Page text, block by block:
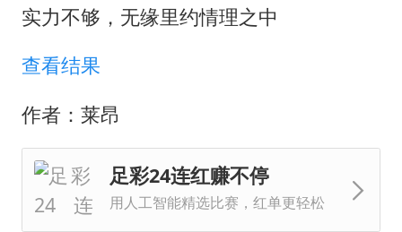
实力不够，无缘里约情理之中
查看结果
作者：莱昂
足彩24连红赚不停
用人工智能精选比赛，红单更轻松